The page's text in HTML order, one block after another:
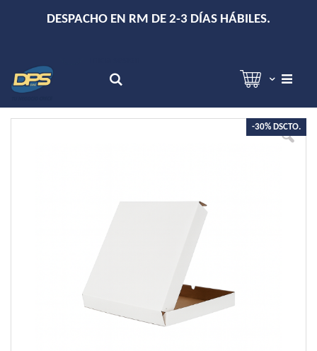
DESPACHO EN RM DE 2-3 DÍAS HÁBILES.
-30% DSCTO.